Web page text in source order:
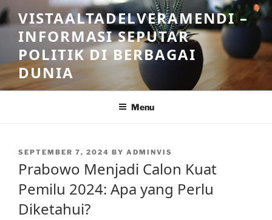
Skip
to
content
VISTAALTADELVERAMENDI –
INFORMASI SEPUTAR
POLITIK DI BERBAGAI
DUNIA
Menu
POSTED
SEPTEMBER 7, 2024 BY ADMINVIS
Prabowo Menjadi Calon Kuat
Pemilu 2024: Apa yang Perlu
Diketahui?